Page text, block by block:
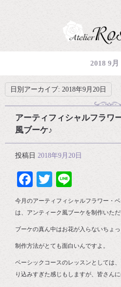
2018 9月
日別アーカイブ: 2018年9月20日
アーティフィシャルフラワ
風ブーケ♪
投稿日 2018年9月20日
Facebook
Twitter
今月のアーティフィシャルフラワー・
は、アンティーク風ブーケを制作いた
ブーケの真ん中はお花が入らないちょ
制作方法がとても面白いんですよ。
ベーシックコースのレッスンとしては
り込みすぎた感じもしますが、皆さん